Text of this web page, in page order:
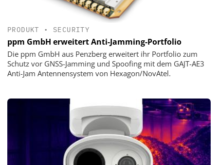
PRODUKT • SECURITY
ppm GmbH erweitert Anti-Jamming-Portfolio
Die ppm GmbH aus Penzberg erweitert ihr Portfolio zum
Schutz vor GNSS-Jamming und Spoofing mit dem GAJT-AE3
Anti-Jam Antennensystem von Hexagon/NovAtel.